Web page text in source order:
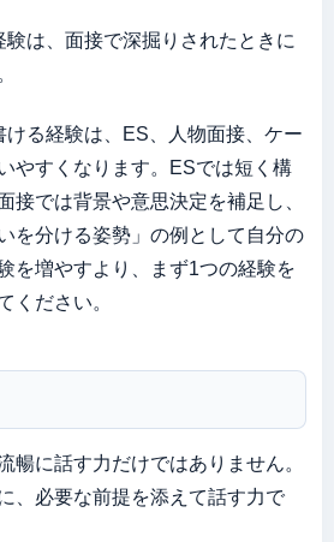
験は、面接で深掘りされたときに
ける経験は、ES、人物面接、ケー
やすくなります。ESでは短く構
接では背景や意思決定を補足し、
を分ける姿勢」の例として自分の
を増やすより、まず1つの経験を
ください。
暢に話す力だけではありません。
、必要な前提を添えて話す力で